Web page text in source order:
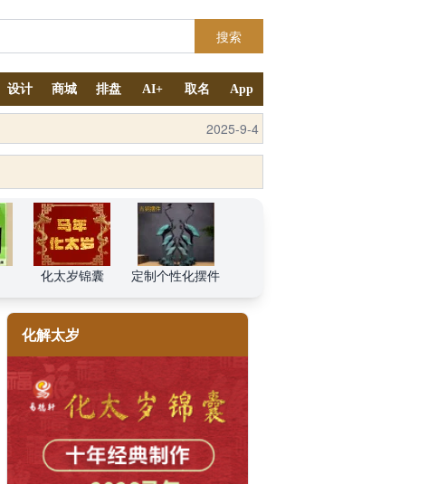
搜索
设计 商城 排盘 AI+ 取名 App
2025-10-11
化太岁锦囊 定制个性化摆件
化解太岁